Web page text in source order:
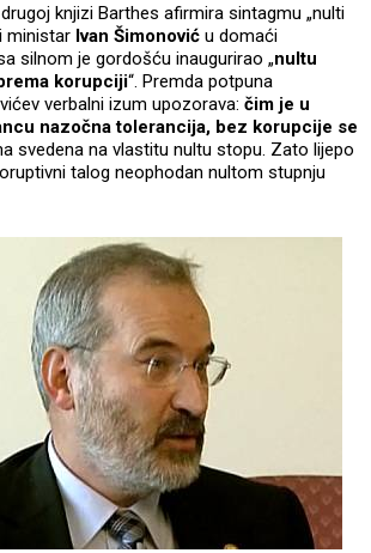
knjizi Barthes afirmira sintagmu „nulti
ministar Ivan Šimonović u domaći
silnom je gordošću inaugurirao „nultu
korupciji“. Premda potpuna
verbalni izum upozorava: čim je u
nazočna tolerancija, bez korupcije se
svedena na vlastitu nultu stopu. Zato lijepo
talog neophodan nultom stupnju